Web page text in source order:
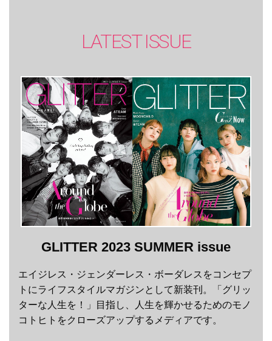
LATEST ISSUE
GLITTER 2023 SUMMER issue
エイジレス・ジェンダーレス・ボーダレスをコンセプ
トにライフスタイルマガジンとして新装刊。「グリッ
ターな人生を！」目指し、人生を輝かせるためのモノ
コトヒトをクローズアップするメディアです。